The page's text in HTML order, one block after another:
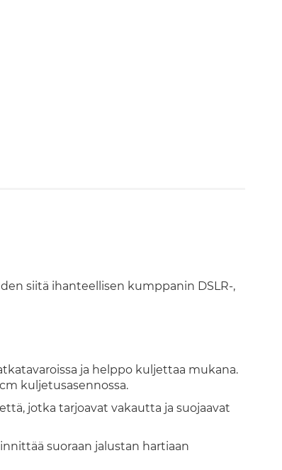
siitä ihanteellisen kumppanin DSLR-,
ja helppo kuljettaa mukana.
kuljetusasennossa.
jotka tarjoavat vakautta ja suojaavat
suoraan jalustan hartiaan